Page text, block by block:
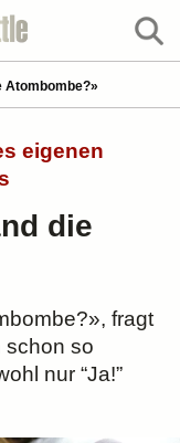
Atombombe?»
eigenen
die
fragt
schon so
nur “Ja!”